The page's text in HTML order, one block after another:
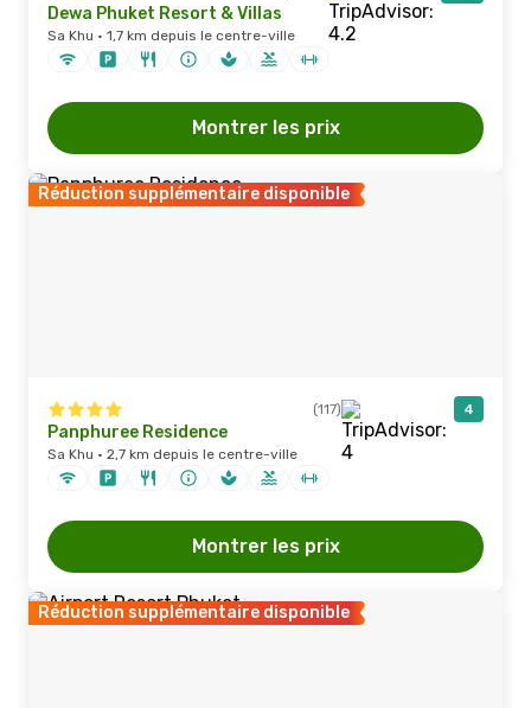
Dewa Phuket Resort & Villas
Sa Khu · 1,7 km depuis le centre-ville
Montrer les prix
Réduction supplémentaire disponible
(117) 4
Panphuree Residence
Sa Khu · 2,7 km depuis le centre-ville
Montrer les prix
Réduction supplémentaire disponible